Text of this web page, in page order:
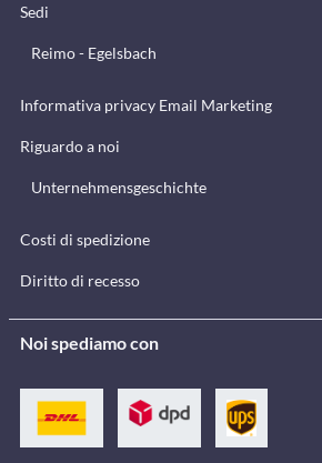
Sedi
Reimo - Egelsbach
Informativa privacy Email Marketing
Riguardo a noi
Unternehmensgeschichte
Costi di spedizione
Diritto di recesso
Noi spediamo con